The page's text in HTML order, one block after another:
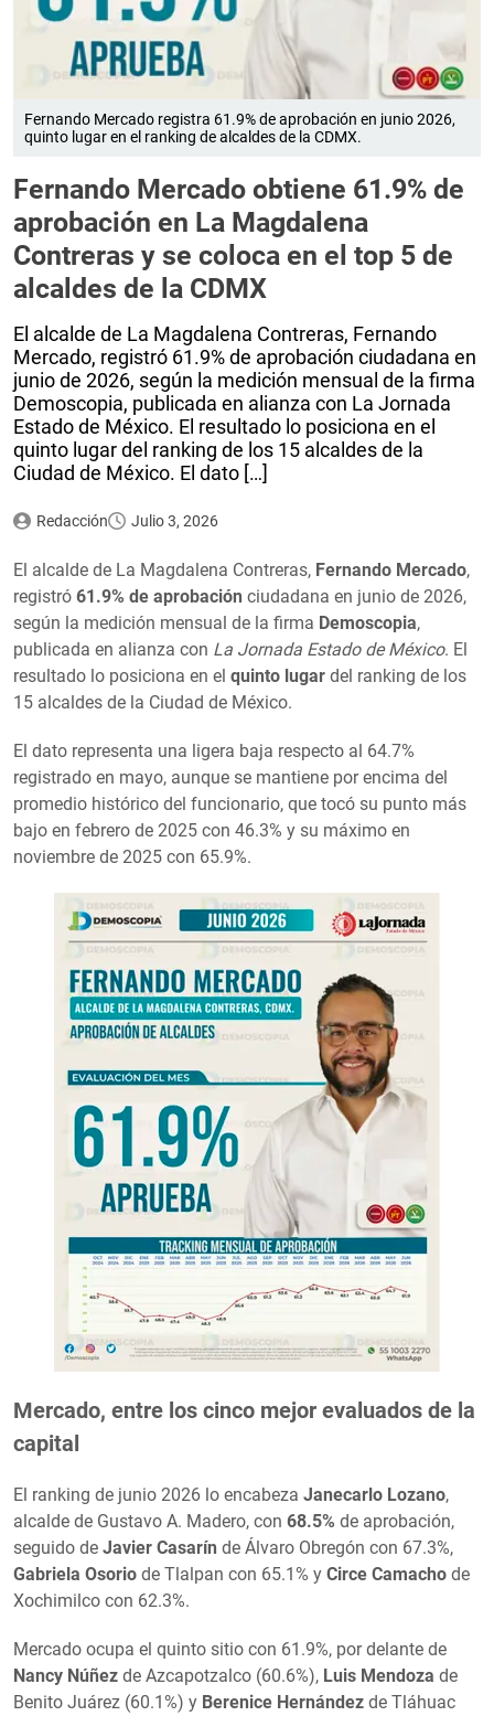
Fernando Mercado registra 61.9% de aprobación en junio 2026,
quinto lugar en el ranking de alcaldes de la CDMX.
Fernando Mercado obtiene 61.9% de
aprobación en La Magdalena
Contreras y se coloca en el top 5 de
alcaldes de la CDMX
El alcalde de La Magdalena Contreras, Fernando
Mercado, registró 61.9% de aprobación ciudadana en
junio de 2026, según la medición mensual de la firma
Demoscopia, publicada en alianza con La Jornada
Estado de México. El resultado lo posiciona en el
quinto lugar del ranking de los 15 alcaldes de la
Ciudad de México. El dato […]
Redacción Julio 3, 2026
El alcalde de La Magdalena Contreras, Fernando Mercado,
registró 61.9% de aprobación ciudadana en junio de 2026,
según la medición mensual de la firma Demoscopia,
publicada en alianza con La Jornada Estado de México. El
resultado lo posiciona en el quinto lugar del ranking de los
15 alcaldes de la Ciudad de México.
El dato representa una ligera baja respecto al 64.7%
registrado en mayo, aunque se mantiene por encima del
promedio histórico del funcionario, que tocó su punto más
bajo en febrero de 2025 con 46.3% y su máximo en
noviembre de 2025 con 65.9%.
Mercado, entre los cinco mejor evaluados de la
capital
El ranking de junio 2026 lo encabeza Janecarlo Lozano,
alcalde de Gustavo A. Madero, con 68.5% de aprobación,
seguido de Javier Casarín de Álvaro Obregón con 67.3%,
Gabriela Osorio de Tlalpan con 65.1% y Circe Camacho de
Xochimilco con 62.3%.
Mercado ocupa el quinto sitio con 61.9%, por delante de
Nancy Núñez de Azcapotzalco (60.6%), Luis Mendoza de
Benito Juárez (60.1%) y Berenice Hernández de Tláhuac